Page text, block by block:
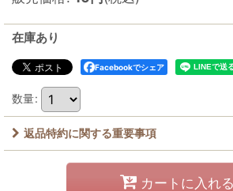
在庫あり
Facebookでシェア
数量:
返品特約に関する重要事項
カートに入れる